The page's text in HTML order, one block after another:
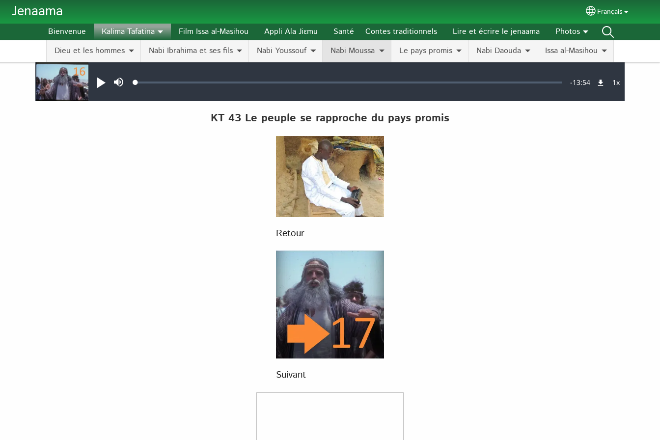
Aller au contenu principal
Jenaama Select your
Français
Bienvenue
Kalima Tafatina
Dieu et les hommes
Nabi Ibrahima et ses fils Nabi Youssouf Nabi Moussa Le pays promis Nabi Daouda Issa al-Masihou
Film Issa al-Masihou Appli Ala Jiɛmu Santé Contes traditionnels Lire et écrire le jenaama Photos
Audio file
JouerSourdineLoaded: Remaining
Time
-13:54 1xVitesse
lecture
KT 43 Le peuple se rapproche du pays promis
Retour
Suivant